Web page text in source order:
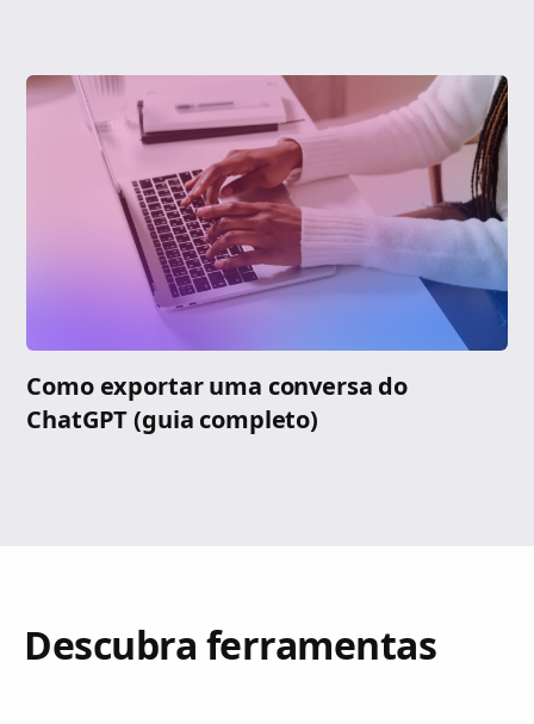
Como exportar uma conversa do
ChatGPT (guia completo)
Descubra ferramentas